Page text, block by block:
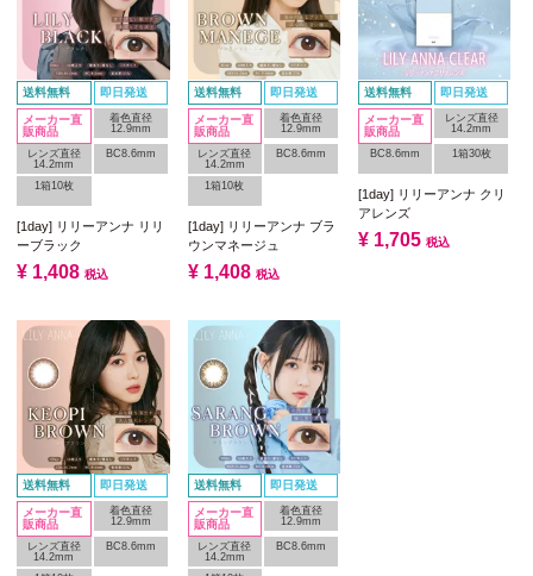
送料無料 即日発送
メーカー直
販商品
着色直径
12.9mm
レンズ直径
14.2mm
BC8.6mm
1箱10枚
[1day] リリーアンナ リリ
ーブラック
¥ 1,408 税込
送料無料 即日発送
メーカー直
販商品
着色直径
12.9mm
レンズ直径
14.2mm
BC8.6mm
1箱10枚
[1day] リリーアンナ ブラ
ウンマネージュ
¥ 1,408 税込
送料無料 即日発送
メーカー直
販商品
レンズ直径
14.2mm
BC8.6mm 1箱30枚
[1day] リリーアンナ クリ
アレンズ
¥ 1,705 税込
送料無料 即日発送
メーカー直
販商品
着色直径
12.9mm
レンズ直径
14.2mm
BC8.6mm
送料無料 即日発送
メーカー直
販商品
着色直径
12.9mm
レンズ直径
14.2mm
BC8.6mm